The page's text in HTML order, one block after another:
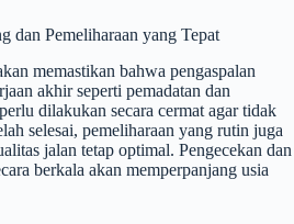
dan Pemeliharaan yang Tepat
memastikan bahwa pengaspalan
akhir seperti pemadatan dan
dilakukan secara cermat agar tidak
selesai, pemeliharaan yang rutin juga
jalan tetap optimal. Pengecekan dan
berkala akan memperpanjang usia